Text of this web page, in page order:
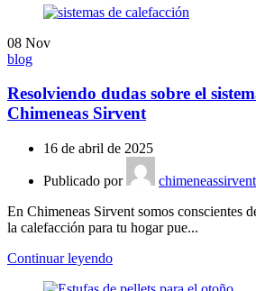
08 Nov
blog
Resolviendo dudas sobre el
Chimeneas Sirvent
16 de abril de 2025
Publicado por
chimeneassirvent
En Chimeneas Sirvent somos conscientes
la calefacción para tu hogar pue...
Continuar leyendo